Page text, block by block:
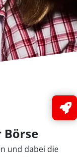
Börse
und dabei die